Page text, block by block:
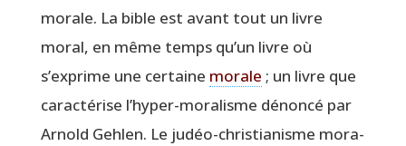
morale. La bible est avant tout un livre
moral, en même temps qu’un livre où
s’exprime une cer­taine morale ; un livre que
carac­té­rise l’hyper-moralisme dénon­cé par
Arnold Geh­len. Le judéo-chris­tia­nisme mora­